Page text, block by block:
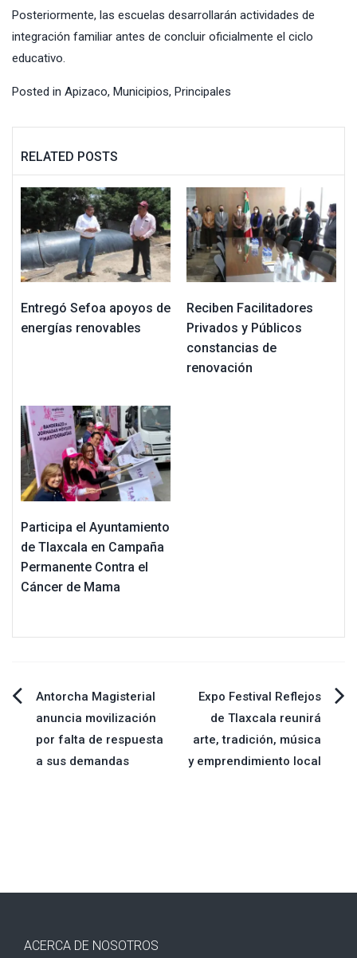
Posteriormente, las escuelas desarrollarán actividades de
integración familiar antes de concluir oficialmente el ciclo
educativo.
Posted in Apizaco, Municipios, Principales
RELATED POSTS
Entregó Sefoa apoyos de
energías renovables
Reciben Facilitadores
Privados y Públicos
constancias de
renovación
Participa el Ayuntamiento
de Tlaxcala en Campaña
Permanente Contra el
Cáncer de Mama
Navegación
de
entradas
Antorcha Magisterial
anuncia movilización
por falta de respuesta
a sus demandas
Expo Festival Reflejos
de Tlaxcala reunirá
arte, tradición, música
y emprendimiento local
ACERCA DE NOSOTROS